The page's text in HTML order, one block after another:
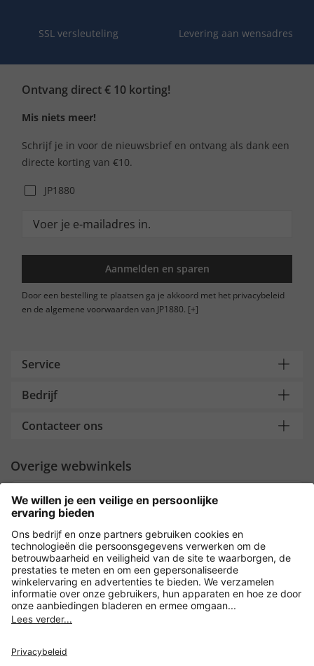
SSL versleuteling Levering aan wensadres
Ontvang direct € 10 korting!
Mis niets meer!
Schrijf je in voor de nieuwsbrief en ontvang als dank een
directe korting van €10.
JP1880
Aanmelden en sparen
Door een bestelling te plaatsen ga je akkoord met het privacybeleid
en de algemene voorwaarden van JP1880. [+]
Service
Bedrijf
Contacteer ons
Overige webwinkels
Nederland
Payment and Delivery
Versleuteling met